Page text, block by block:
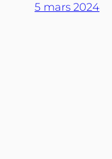
5 mars 2024